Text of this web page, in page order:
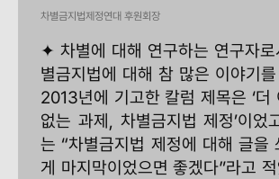
차별금지법제정연대 후원회장
✦ 차별에 대해 연구하는 연구자
별금지법에 대해 참 많은 이야기
2013년에 기고한 칼럼 제목은 ‘더
없는 과제, 차별금지법 제정’이었
는 “차별금지법 제정에 대해 글을
게 마지막이었으면 좋겠다”라고